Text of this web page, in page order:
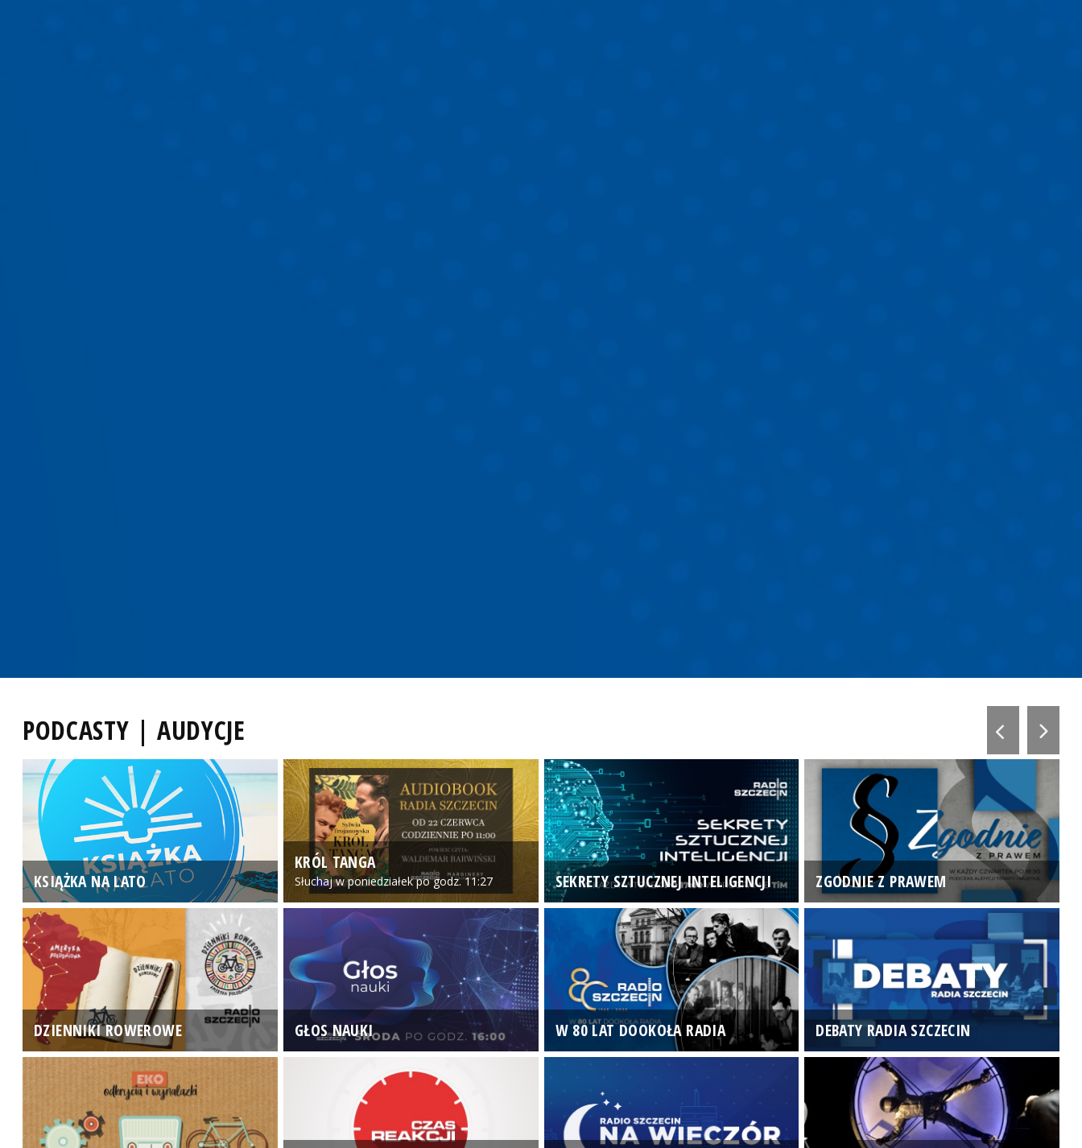
PODCASTY | AUDYCJE
KSIĄŻKA NA LATO
KRÓL TANGA
Słuchaj w poniedziałek po godz. 11:27 SEKRETY SZTUCZNEJ INTELIGENCJI ZGODNIE Z PRAWEM
DZIENNIKI ROWEROWE GŁOS NAUKI W 80 LAT DOOKOŁA RADIA DEBATY RADIA SZCZECIN